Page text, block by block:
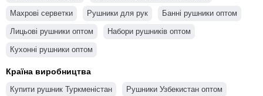
Махрові серветки Рушники для рук Банні рушники оптом
Лицьові рушники оптом Набори рушників оптом
Кухонні рушники оптом
Країна виробництва
Купити рушник Туркменістан Рушники Узбекистан оптом